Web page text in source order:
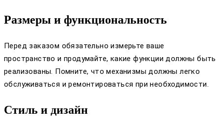
Размеры и функциональность
Перед заказом обязательно измерьте ваше
пространство и продумайте, какие функции должны быть
реализованы. Помните, что механизмы должны легко
обслуживаться и ремонтироваться при необходимости.
Стиль и дизайн